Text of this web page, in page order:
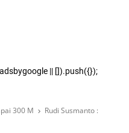
|| []).push({});
300 M
Rudi Susmanto :